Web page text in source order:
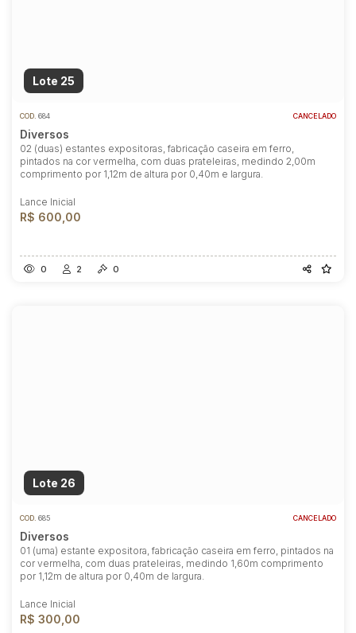
Lote 25
COD. 684 CANCELADO
Diversos
02 (duas) estantes expositoras, fabricação caseira em ferro,
pintados na cor vermelha, com duas prateleiras, medindo 2,00m
comprimento por 1,12m de altura por 0,40m e largura.
Lance Inicial
R$ 600,00
0 2 0
Lote 26
COD. 685 CANCELADO
Diversos
01 (uma) estante expositora, fabricação caseira em ferro, pintados na
cor vermelha, com duas prateleiras, medindo 1,60m comprimento
por 1,12m de altura por 0,40m de largura.
Lance Inicial
R$ 300,00